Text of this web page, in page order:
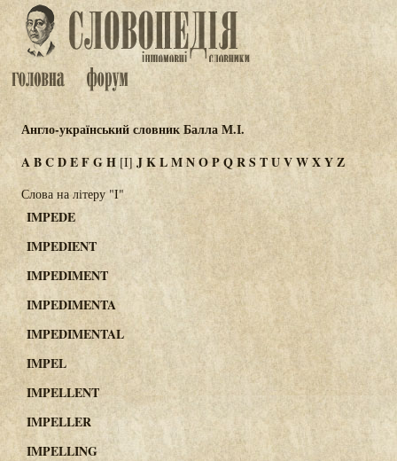
Англо-український словник Балла М.І.
ABCDEFGH [I]JKLMNOPQRSTUVWXYZ
Слова на літеру "I"
IMPEDE
IMPEDIENT
IMPEDIMENT
IMPEDIMENTA
IMPEDIMENTAL
IMPEL
IMPELLENT
IMPELLER
IMPELLING